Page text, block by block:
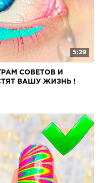
5:29
СОВЕТОВ И
ВАШУ ЖИЗНЬ !